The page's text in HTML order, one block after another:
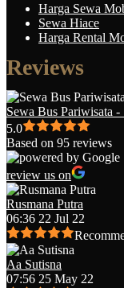
Harga Sewa
Sewa Hiace
Harga Rental
Reviews
Sewa Bus Pariwisata
5.0
Based on 95 reviews
review us on
Rusmana Putra
06:36 22 Jul 22
Aa Sutisna
07:56 25 May 22